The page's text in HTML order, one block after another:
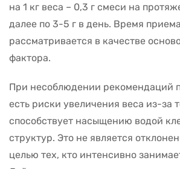
на 1 кг веса – 0,3 г смеси на
далее по 3-5 г в день. Время
рассматривается в качестве
фактора.
При несоблюдении рекомендаций
есть риски увеличения веса из-за
способствует насыщению водой
структур. Это не является
целью тех, кто интенсивно